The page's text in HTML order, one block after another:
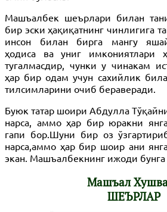
Машъалбек шеърлари билан
бир эски ҳақиқатнинг чинлигига
инсон билан бирга мангу
ҳодиса ва униг имкониятлари
тугалмасдир, чунки у чинакам
ҳар бир одам учун сахийлик
тилсимларини очиб бераверади.
Буюк татар шоири Абдулла
нарса, аммо ҳар бир юракни
гапи бор.Шуни бир оз
нарса,аммо ҳар бир шоир ани
экан. Машъалбекнинг ижоди
Машъал
ШЕЪРЛАР